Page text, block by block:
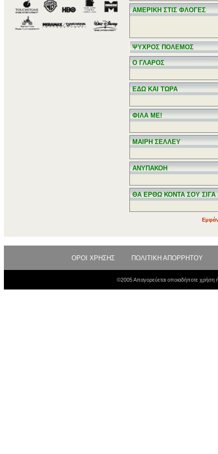
ΑΜΕΡΙΚΗ ΣΤΙΣ ΦΛΟΓΕΣ
ΨΥΧΡΟΣ ΠΟΛΕΜΟΣ
Ο ΓΛΑΡΟΣ
ΕΔΩ ΚΑΙ ΤΩΡΑ
ΦΙΛΑ ΜΕ!
ΜΑΙΡΗ ΣΕΛΛΕΥ
ΑΝΥΠΑΚΟΗ
ΘΑ ΕΡΘΩ ΚΟΝΤΑ ΣΟΥ ΣΙΓΑ
ΟΡΟΙ ΧΡΗΣΗΣ ΠΟΛΙΤΙΚΗ ΑΠΟΡΡΗΤΟΥ
©2005 Απαγορεύεται οποιαδήποτε χρήση